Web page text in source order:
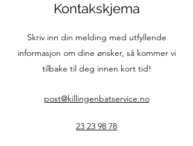
Kontakskjema
Skriv inn din melding med utfyllende
informasjon om dine ønsker, så kommer vi
tilbake til deg innen kort tid!
post@killingenbatservice.no
23 23 98 78